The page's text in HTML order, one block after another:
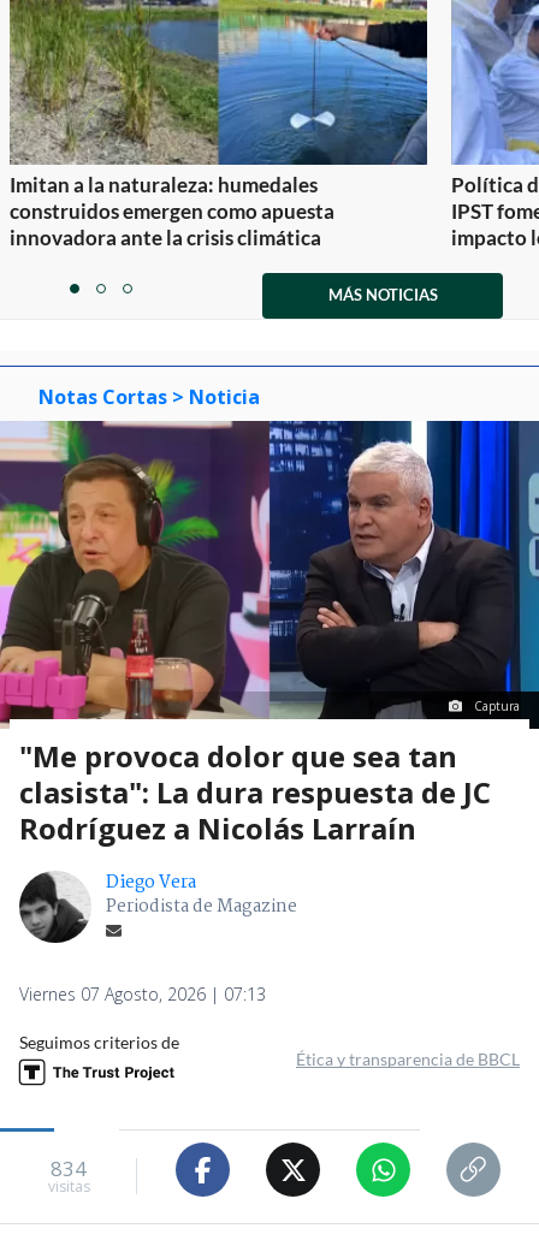
Imitan a la naturaleza: humedales
construidos emergen como apuesta
innovadora ante la crisis climática
Política
IPST
impacto
itemitemitem
MÁS NOTICIAS
Notas Cortas > Noticia
Captura
"Me provoca dolor que sea tan
clasista": La dura respuesta de JC
Rodríguez a Nicolás Larraín
Diego Vera
Periodista de Magazine
Viernes 07 Agosto, 2026 | 07:13
Seguimos criterios de
Ética y transparencia de BBCL
834
visitas